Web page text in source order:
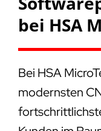
bei HSA
Bei HSA
modernsten